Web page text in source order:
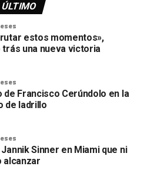
ÚLTIMO
estos momentos»,
trás una nueva victoria
de Francisco Cerúndolo en la
de ladrillo
Sinner en Miami que ni
alcanzar